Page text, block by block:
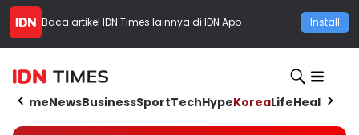
Baca artikel IDN Times lainnya di IDN App Install
HomeNewsBusinessSportTechHypeKoreaLifeHealth